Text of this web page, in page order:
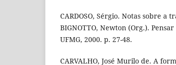
CARDOSO, Sérgio. Notas sobre a
BIGNOTTO, Newton (Org.).
UFMG, 2000. p. 27-48.
CARVALHO, José Murilo de. A